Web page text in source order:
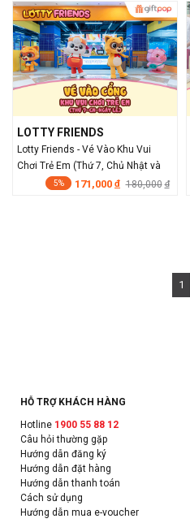
LOTTY FRIENDS
Lotty Friends - Vé Vào Khu Vui
Chơi Trẻ Em (Thứ 7, Chủ Nhật và
Ngày Lễ)5% 171,000 đ 180,000 đ
1
HỖ TRỢ KHÁCH HÀNG
Hotline 1900 55 88 12
Câu hỏi thường gặp
Hướng dẫn đăng ký
Hướng dẫn đặt hàng
Hướng dẫn thanh toán
Cách sử dụng
Hướng dẫn mua e-voucher